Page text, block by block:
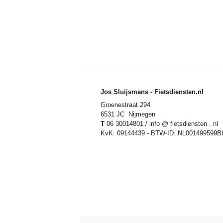
Jos Sluijsmans - Fietsdiensten.nl
Groenestraat 294
6531 JC Nijmegen
T 06 30014801 / info @ fietsdiensten . nl
KvK: 09144439 - BTW-ID: